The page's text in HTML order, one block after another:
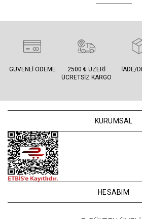
GÜVENLI ÖDEME
2500 ₺ ÜZERI
ÜCRETSIZ KARGO
İADE/
KURUMSAL
HESABIM